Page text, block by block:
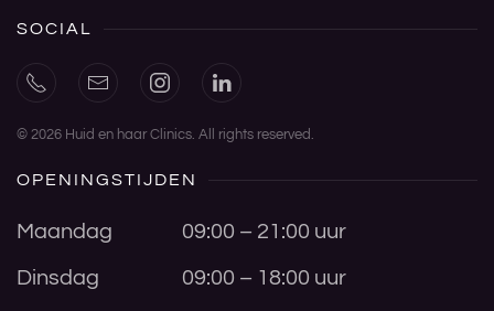
SOCIAL
© 2026 Huid en haar Clinics. All rights reserved.
OPENINGSTIJDEN
Maandag 09:00 – 21:00 uur
Dinsdag 09:00 – 18:00 uur